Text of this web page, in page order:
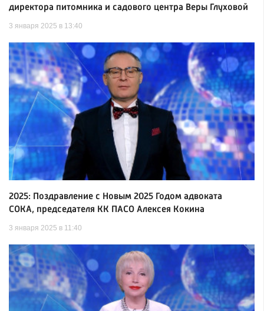
директора питомника и садового центра Веры Глуховой
3 января 2025 в 13:40
2025: Поздравление с Новым 2025 Годом адвоката
СОКА, председателя КК ПАСО Алексея Кокина
3 января 2025 в 11:40